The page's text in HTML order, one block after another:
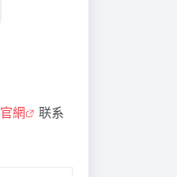
官網
联系